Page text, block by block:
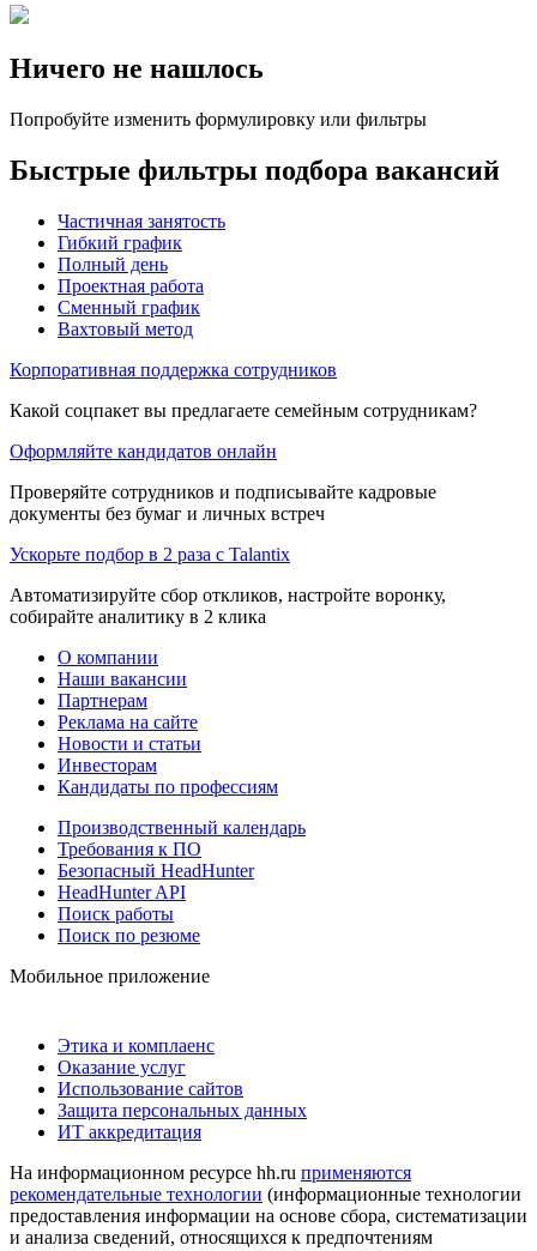
Ничего не нашлось
Попробуйте изменить формулировку или фильтры
Быстрые фильтры подбора вакансий
Частичная занятость
Гибкий график
Полный день
Проектная работа
Сменный график
Вахтовый метод
Корпоративная поддержка сотрудников
Какой соцпакет вы предлагаете семейным сотрудникам?
Оформляйте кандидатов онлайн
Проверяйте сотрудников и подписывайте кадровые
документы без бумаг и личных встреч
Ускорьте подбор в 2 раза с Talantix
Автоматизируйте сбор откликов, настройте воронку,
собирайте аналитику в 2 клика
О компании
Наши вакансии
Партнерам
Реклама на сайте
Новости и статьи
Инвесторам
Кандидаты по профессиям
Производственный календарь
Требования к ПО
Безопасный HeadHunter
HeadHunter API
Поиск работы
Поиск по резюме
Мобильное приложение
Этика и комплаенс
Оказание услуг
Использование сайтов
Защита персональных данных
ИТ аккредитация
На информационном ресурсе hh.ru применяются
рекомендательные технологии (информационные технологии
предоставления информации на основе сбора, систематизации
и анализа сведений, относящихся к предпочтениям